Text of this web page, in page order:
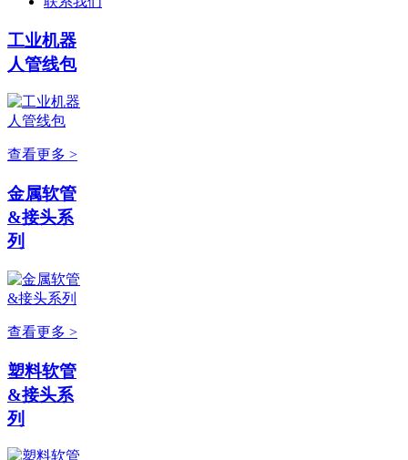
工业机器
人管线包
查看更多 >
金属软管
&接头系
列
查看更多 >
塑料软管
&接头系
列